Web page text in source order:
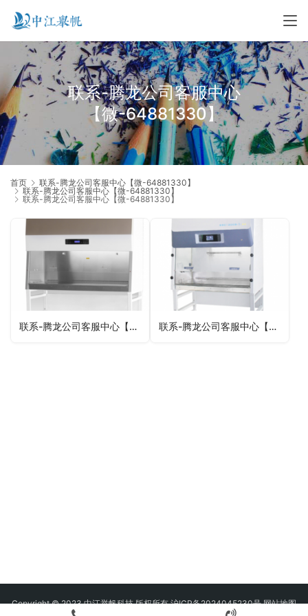
联系-腾龙公司客服中心
【微-64881330】
首页
联系-腾龙公司客服中心【微-64881330】
联系-腾龙公司客服中心【微-64881330】
联系-腾龙公司客服中心【微-64881330】
联系-腾龙公司客服中心【微-64881330】 联系-腾龙公司客服中心【微-64881330】
Copyright © 2023 中江举帆科技 版权所有 沪ICP备2024045230号网站地图